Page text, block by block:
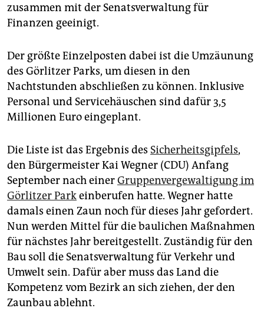
zusammen mit der Senatsverwaltung für
Finanzen geeinigt.
Der größte Einzelposten dabei ist die Umzäunung
des Görlitzer Parks, um diesen in den
Nachtstunden abschließen zu können. Inklusive
Personal und Servicehäuschen sind dafür 3,5
Millionen Euro eingeplant.
Die Liste ist das Ergebnis des Sicherheitsgipfels,
den Bürgermeister Kai Wegner (CDU) Anfang
September nach einerGruppenvergewaltigung im
Görlitzer Parkeinberufen hatte. Wegner hatte
damals einen Zaun noch für dieses Jahr gefordert.
Nun werden Mittel für die baulichen Maßnahmen
für nächstes Jahr bereitgestellt. Zuständig für den
Bau soll die Senatsverwaltung für Verkehr und
Umwelt sein. Dafür aber muss das Land die
Kompetenz vom Bezirk an sich ziehen, der den
Zaunbau ablehnt.